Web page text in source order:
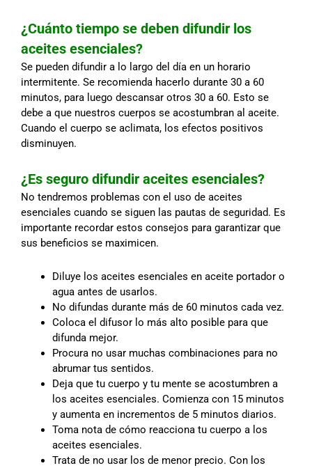
¿Cuánto tiempo se deben difundir los
aceites esenciales?
Se pueden difundir a lo largo del día en un horario
intermitente. Se recomienda hacerlo durante 30 a 60
minutos, para luego descansar otros 30 a 60. Esto se
debe a que nuestros cuerpos se acostumbran al aceite.
Cuando el cuerpo se aclimata, los efectos positivos
disminuyen.
¿Es seguro difundir aceites esenciales?
No tendremos problemas con el uso de aceites
esenciales cuando se siguen las pautas de seguridad. Es
importante recordar estos consejos para garantizar que
sus beneficios se maximicen.
Diluye los aceites esenciales en aceite portador o
agua antes de usarlos.
No difundas durante más de 60 minutos cada vez.
Coloca el difusor lo más alto posible para que
difunda mejor.
Procura no usar muchas combinaciones para no
abrumar tus sentidos.
Deja que tu cuerpo y tu mente se acostumbren a
los aceites esenciales. Comienza con 15 minutos
y aumenta en incrementos de 5 minutos diarios.
Toma nota de cómo reacciona tu cuerpo a los
aceites esenciales.
Trata de no usar los de menor precio. Con los